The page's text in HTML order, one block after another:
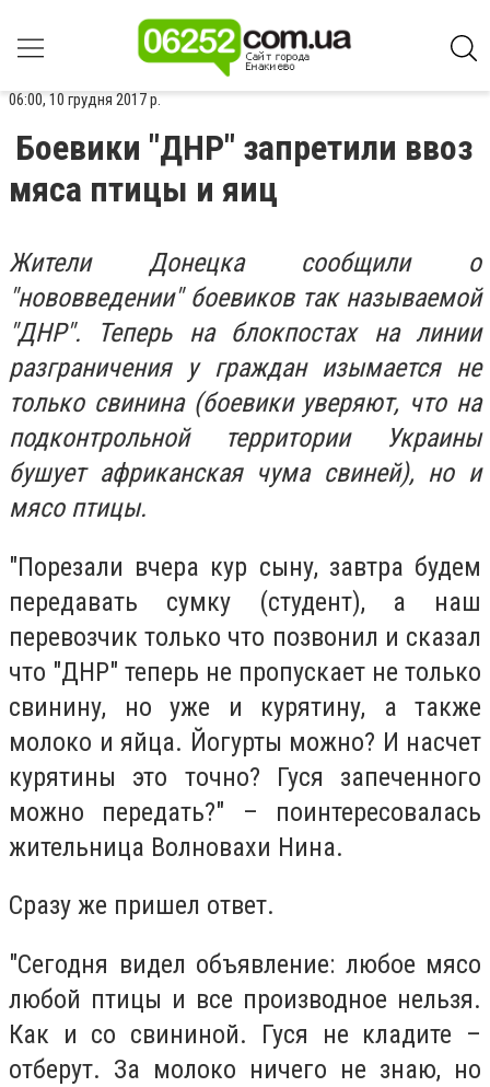
06:00, 10 грудня 2017 р.
Боевики "ДНР" запретили ввоз
мяса птицы и яиц
Жители Донецка сообщили о
"нововведении" боевиков так называемой
"ДНР". Теперь на блокпостах на линии
разграничения у граждан изымается не
только свинина (боевики уверяют, что на
подконтрольной территории Украины
бушует африканская чума свиней), но и
мясо птицы.
"Порезали вчера кур сыну, завтра будем
передавать сумку (студент), а наш
перевозчик только что позвонил и сказал
что "ДНР" теперь не пропускает не только
свинину, но уже и курятину, а также
молоко и яйца. Йогурты можно? И насчет
курятины это точно? Гуся запеченного
можно передать?" – поинтересовалась
жительница Волновахи Нина.
Сразу же пришел ответ.
"Сегодня видел объявление: любое мясо
любой птицы и все производное нельзя.
Как и со свининой. Гуся не кладите –
отберут. За молоко ничего не знаю, но